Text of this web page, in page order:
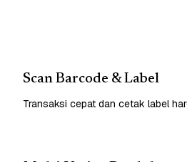
Scan Barcode & Label
Transaksi cepat dan cetak label